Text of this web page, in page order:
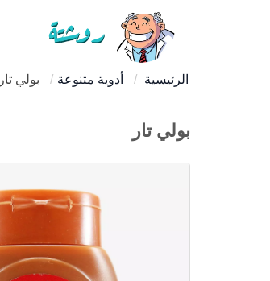
الرئيسية أدوية متنوعة بولي تار
بولي تار